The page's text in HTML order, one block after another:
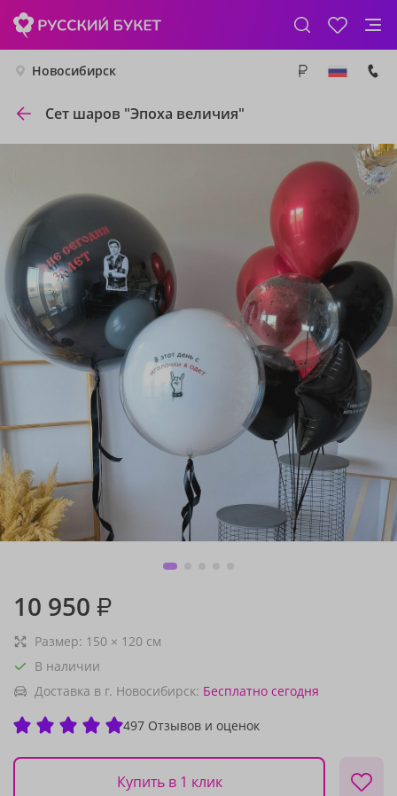
Новосибирск
Сет шаров "Эпоха величия"
10 950 ₽
Размер: 150 × 120 см
В наличии
Доставка в г. Новосибирск: Бесплатно сегодня
497 Отзывов и оценок
Купить в 1 клик